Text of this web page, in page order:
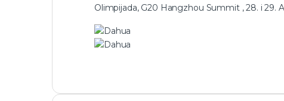
Olimpijada, G20 Hangzhou Summit , 28. i 29.